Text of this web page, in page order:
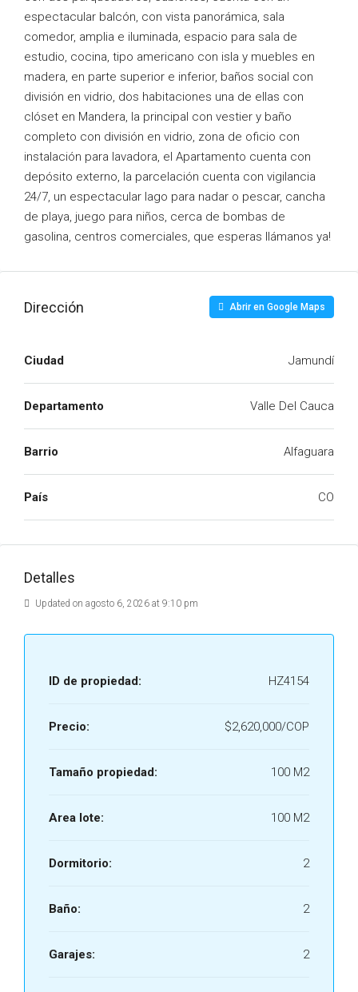
espectacular balcón, con vista panorámica, sala
comedor, amplia e iluminada, espacio para sala de
estudio, cocina, tipo americano con isla y muebles en
madera, en parte superior e inferior, baños social con
división en vidrio, dos habitaciones una de ellas con
clóset en Mandera, la principal con vestier y baño
completo con división en vidrio, zona de oficio con
instalación para lavadora, el Apartamento cuenta con
depósito externo, la parcelación cuenta con vigilancia
24/7, un espectacular lago para nadar o pescar, cancha
de playa, juego para niños, cerca de bombas de
gasolina, centros comerciales, que esperas llámanos ya!
Dirección Abrir en Google Maps
Ciudad Jamundí
Departamento Valle Del Cauca
Barrio Alfaguara
País CO
Detalles
Updated on agosto 6, 2026 at 9:10 pm
ID de propiedad: HZ4154
Precio: $2,620,000/COP
Tamaño propiedad: 100 M2
Area lote: 100 M2
Dormitorio: 2
Baño: 2
Garajes: 2